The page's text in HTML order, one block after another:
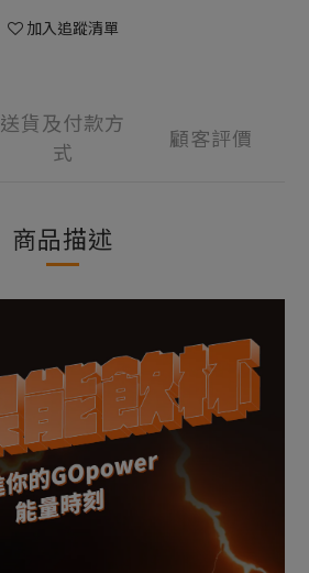
加入追蹤清單
送貨及付款方
式
顧客評價
商品描述